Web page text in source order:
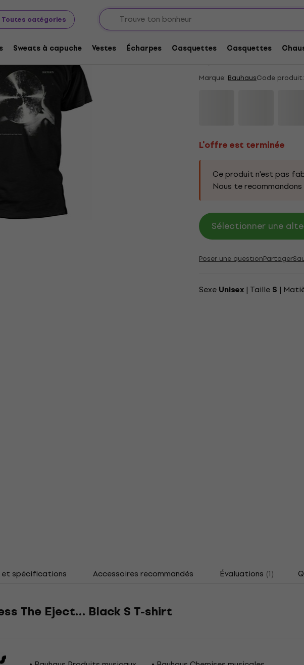
Toutes catégories
Sweats à capuche Vestes Écharpes Casquettes Casquettes
L'offre est terminée
Bauhaus Press The
Marque: BauhausCode produit:
L'offre est terminée
Ce produit n'est pas
Nous te
Sélectionner une
Poser une questionPartager
Sexe Unisex | Taille S |
et spécifications Accessoires recommandés Évaluations (1)
The Eject… Black S T-shirt